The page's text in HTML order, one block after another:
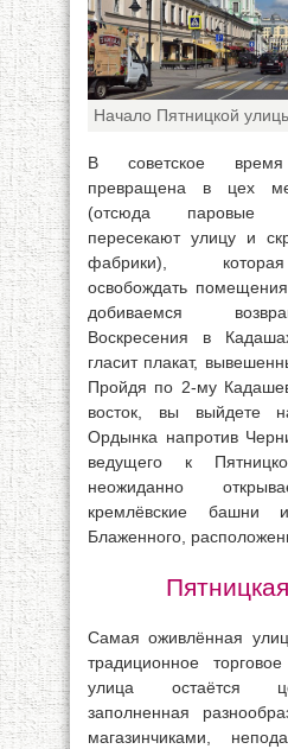
Начало Пятницкой
В советское
превращена в цех
(отсюда паровые
пересекают улицу и
фабрики),
освобождать
добиваемся
Воскресения в
гласит плакат,
Пройдя по 2-му
восток, вы выйдете
Ордынка напротив
ведущего к
неожиданно
кремлёвские башни
Блаженного,
Самая оживлённая
традиционное
улица остаётся
заполненная
магазинчиками,